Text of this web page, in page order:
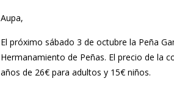
Aupa,
El próximo sábado 3 de octubre la Peña
Hermanamiento de Peñas. El precio de la
años de 26€ para adultos y 15€ niños.